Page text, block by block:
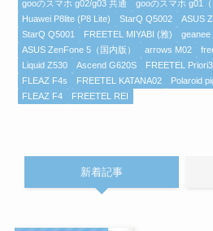
gooのスマホ g02/g03 共通
gooのスマホ g01（
Huawei P8lite (P8 Lite)
StarQ Q5002
ASUS
StarQ Q5001
FREETEL MIYABI (雅) geanee
ASUS ZenFone 5（国内版）
arrows M02
Liquid Z530
Ascend G620S FREETEL
FLEAZ F4s
FREETEL KATANA02 Polaroid
FLEAZ F4
FREETEL REI
新着記事